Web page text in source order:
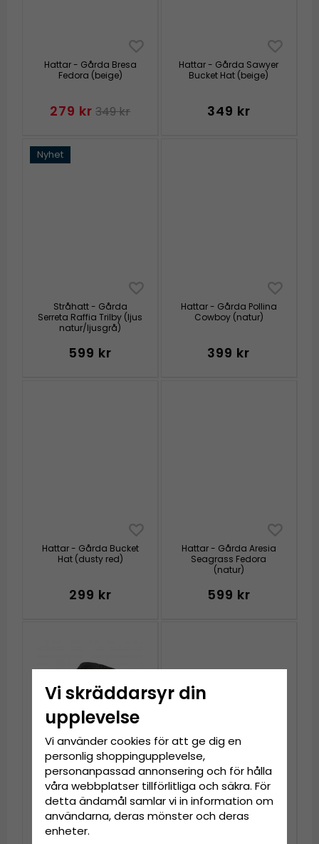
Hattar - Gårda Bresa
Fedora (beige)
279 kr 349 kr
Hattar - Gårda Sawyer
Bucket Hat (beige)
349 kr
Nyhet
Stråhatt - Gårda
Serreta Raffia Trilby (ljus
natur/ljusgrå)
599 kr
Hattar - Gårda Pollina
Cowboy (natur)
399 kr
Hattar - Gårda Bucket
Hat (dusty red)
299 kr
Hattar - Gårda Aresia
Seagrass Fedora
(natur)
599 kr
Stråhatt - Gårda Kos
Western Hat (svart)
299 kr
Hattar - Gårda Martin
Panama (natur)
Vi skräddarsyr din
upplevelse
Vi använder cookies för att ge dig en
personlig shoppingupplevelse,
personanpassad annonsering och för hålla
våra webbplatser tillförlitliga och säkra. För
detta ändamål samlar vi in information om
användarna, deras mönster och deras
enheter.